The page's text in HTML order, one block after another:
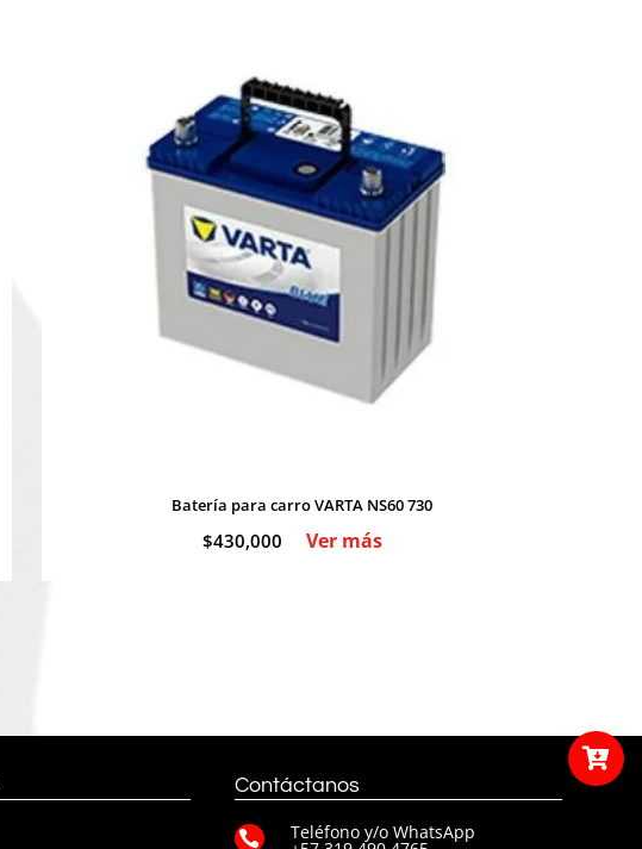

Batería para carro VARTA NS60 730
$430,000 Ver más
Contáctanos
 Teléfono y/o WhatsApp